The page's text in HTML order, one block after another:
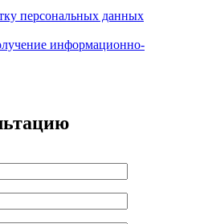
персональных данных
информационно-